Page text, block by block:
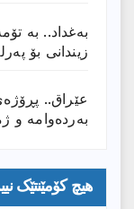
زیندانی بۆ
عێراق..
بەردەوامە و
هیچ کۆمێنتێک